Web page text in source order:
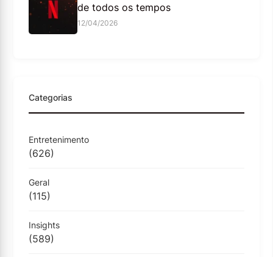
de todos os tempos
12/04/2026
Categorias
Entretenimento
(626)
Geral
(115)
Insights
(589)